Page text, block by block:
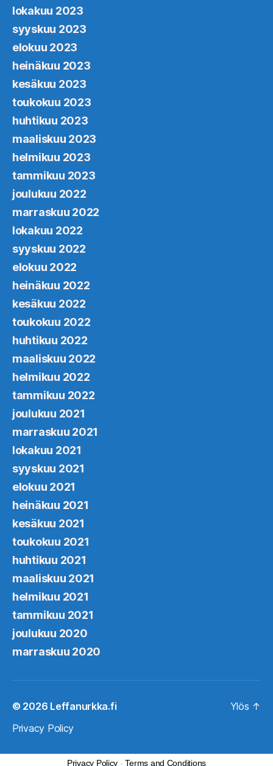
lokakuu 2023
syyskuu 2023
elokuu 2023
heinäkuu 2023
kesäkuu 2023
toukokuu 2023
huhtikuu 2023
maaliskuu 2023
helmikuu 2023
tammikuu 2023
joulukuu 2022
marraskuu 2022
lokakuu 2022
syyskuu 2022
elokuu 2022
heinäkuu 2022
kesäkuu 2022
toukokuu 2022
huhtikuu 2022
maaliskuu 2022
helmikuu 2022
tammikuu 2022
joulukuu 2021
marraskuu 2021
lokakuu 2021
syyskuu 2021
elokuu 2021
heinäkuu 2021
kesäkuu 2021
toukokuu 2021
huhtikuu 2021
maaliskuu 2021
helmikuu 2021
tammikuu 2021
joulukuu 2020
marraskuu 2020
© 2026 Leffanurkka.fi
Privacy Policy
Ylös ↑
Privacy Policy -Terms and Conditions